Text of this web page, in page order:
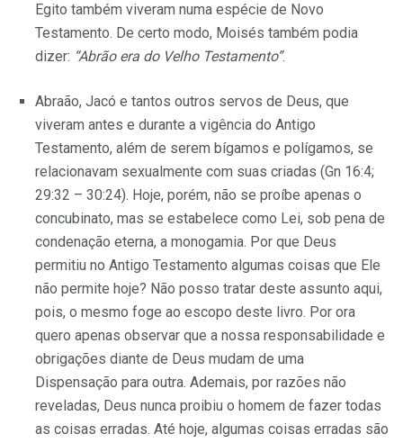
Egito também viveram numa espécie de Novo
Testamento. De certo modo, Moisés também podia
dizer: “Abrão era do Velho Testamento”.
Abraão, Jacó e tantos outros servos de Deus, que
viveram antes e durante a vigência do Antigo
Testamento, além de serem bígamos e polígamos, se
relacionavam sexualmente com suas criadas (Gn 16:4;
29:32 – 30:24). Hoje, porém, não se proíbe apenas o
concubinato, mas se estabelece como Lei, sob pena de
condenação eterna, a monogamia. Por que Deus
permitiu no Antigo Testamento algumas coisas que Ele
não permite hoje? Não posso tratar deste assunto aqui,
pois, o mesmo foge ao escopo deste livro. Por ora
quero apenas observar que a nossa responsabilidade e
obrigações diante de Deus mudam de uma
Dispensação para outra. Ademais, por razões não
reveladas, Deus nunca proibiu o homem de fazer todas
as coisas erradas. Até hoje, algumas coisas erradas são